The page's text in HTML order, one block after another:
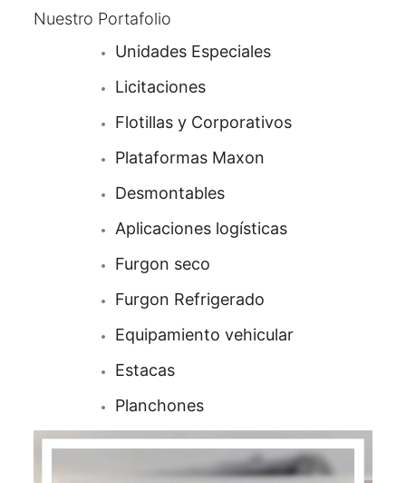
Nuestro Portafolio
Unidades Especiales
Licitaciones
Flotillas y Corporativos
Plataformas Maxon
Desmontables
Aplicaciones logísticas
Furgon seco
Furgon Refrigerado
Equipamiento vehicular
Estacas
Planchones